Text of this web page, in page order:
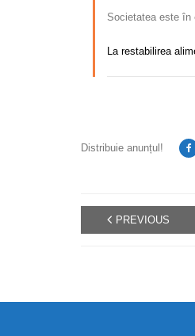
Societatea este în
La restabilirea
Distribuie anunțul!
PREVIOUS